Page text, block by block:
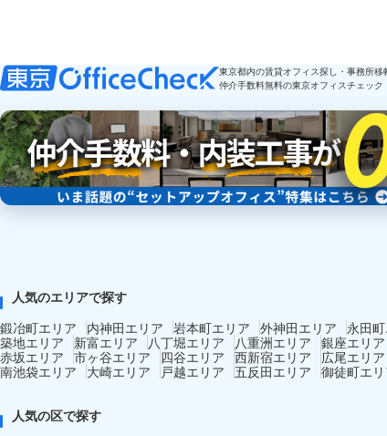
東京都内の賃貸オフィス探し・事務所移
仲介手数料無料の東京オフィスチェック
人気のエリアで探す
鍛冶町エリア
内神田エリア 岩本町エリア 外神田エリア 永田
築地エリア
新富エリア 八丁堀エリア 八重洲エリア 銀座エリア
赤坂エリア 市ヶ谷エリア 四谷エリア 西新宿エリア 広尾エリア
南池袋エリア
大崎エリア 戸越エリア 五反田エリア 御徒町エ
人気の区で探す